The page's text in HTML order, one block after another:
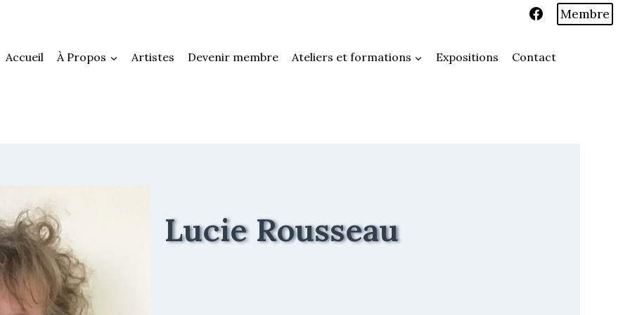
Membre
Accueil À Propos Artistes Devenir membre Ateliers et formations Expositions Contact
Lucie Rousseau